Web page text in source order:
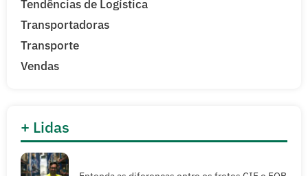
Tendências de Logística
Transportadoras
Transporte
Vendas
+ Lidas